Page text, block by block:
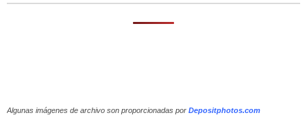
Algunas imágenes de archivo son proporcionadas por Depositphotos.com